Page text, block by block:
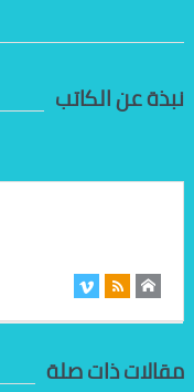
نبذة عن الكاتب
مقالات ذات صلة